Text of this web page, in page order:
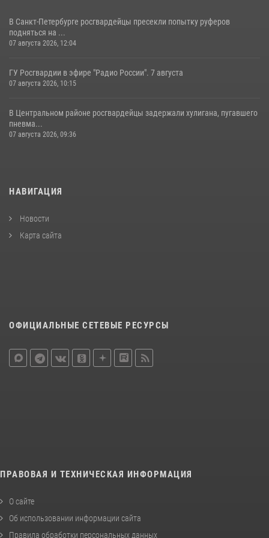
В Санкт-Петербурге росгвардейцы пресекли попытку руферов
подняться на ...
07 августа 2026, 12:04
ГУ Росгвардии в эфире "Радио России". 7 августа
07 августа 2026, 10:15
В Центральном районе росгвардейцы задержали хулигана, пугавшего
пневма...
07 августа 2026, 09:36
НАВИГАЦИЯ
Новости
Карта сайта
ОФИЦИАЛЬНЫЕ СЕТЕВЫЕ РЕСУРСЫ
ПРАВОВАЯ И ТЕХНИЧЕСКАЯ ИНФОРМАЦИЯ
О сайте
Об использовании информации сайта
Правила обработки персональных данных